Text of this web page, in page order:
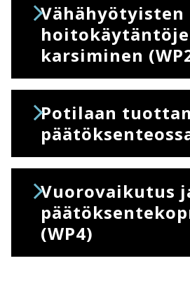
Vähähyötyisten
karsiminen
Potilaan
Vuorovaikutus
(WP4)